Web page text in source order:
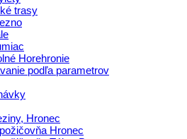
trasy
Horehronie
podľa parametrov
Hronec
Hronec